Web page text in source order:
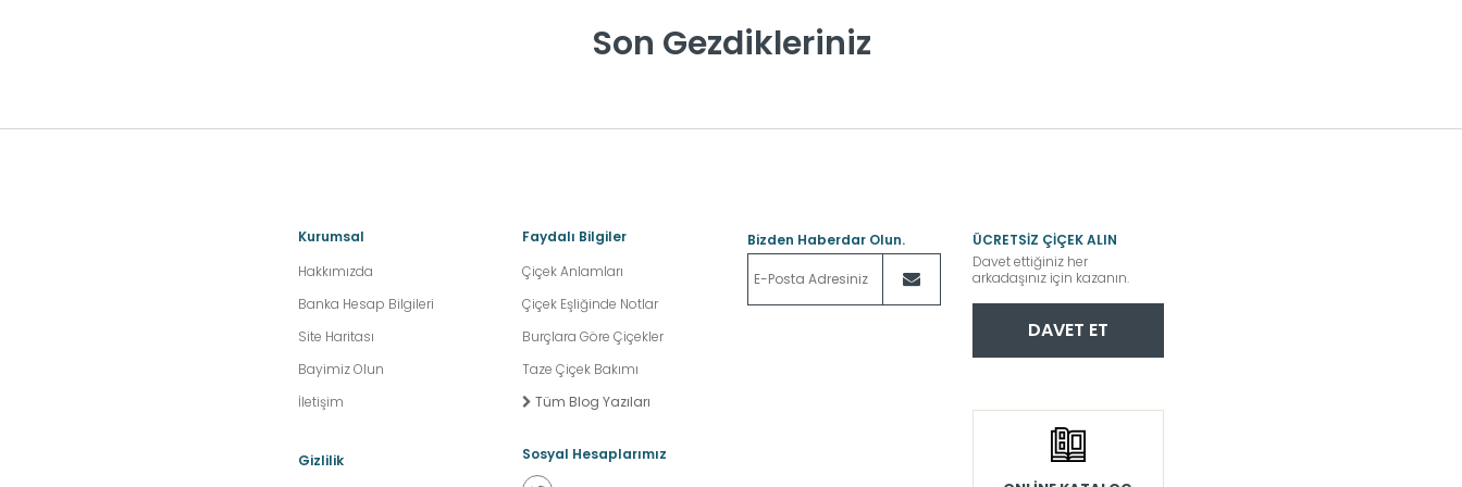
Son Gezdikleriniz
Kurumsal
Hakkımızda
Banka Hesap Bilgileri
Site Haritası
Bayimiz Olun
İletişim
Gizlilik
Faydalı Bilgiler
Çiçek Anlamları
Çiçek Eşliğinde Notlar
Burçlara Göre Çiçekler
Taze Çiçek Bakımı
Tüm Blog Yazıları
Sosyal Hesaplarımız
Bizden Haberdar Olun.
ÜCRETSİZ ÇİÇEK ALIN
Davet ettiğiniz her
arkadaşınız için kazanın.
DAVET ET